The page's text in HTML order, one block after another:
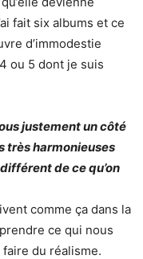
fait six albums et ce
d’immodestie
ou 5 dont je suis
justement un côté
très harmonieuses
de ce qu’on
comme ça dans la
ce qui nous
du réalisme.